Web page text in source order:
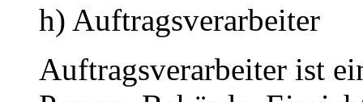
h) Auftragsverarbeiter
Auftragsverarbeiter ist